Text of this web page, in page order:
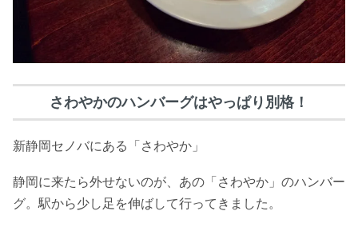
さわやかのハンバーグはやっぱり別格！
新静岡セノバにある「さわやか」
静岡に来たら外せないのが、あの「さわやか」のハンバー
グ。駅から少し足を伸ばして行ってきました。